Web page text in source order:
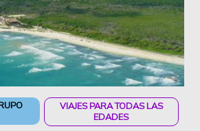
VIAJES PARA TODAS LAS
EDADES